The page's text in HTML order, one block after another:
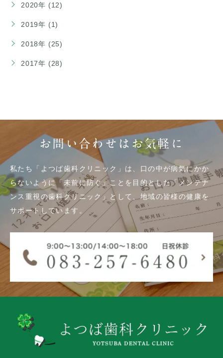
2020年 (12)
2019年 (1)
2018年 (25)
2017年 (28)
お問い合わせはお気軽に
私たち「よつば歯科クリニック」は、口の中が病気にかか
らないように「未前に防ぐ」ことを目的とした「メンテナ
ンス重視の歯科クリニック」として、地域の皆様の健康を
サポートしています。